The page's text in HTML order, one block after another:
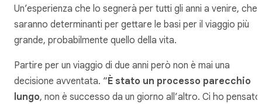
Un’esperienza che lo segnerà per tutti gli anni a venire, che
saranno determinanti per gettare le basi per il viaggio più
grande, probabilmente quello della vita.
Partire per un viaggio di due anni però non è mai una
decisione avventata. “È stato un processo parecchio
lungo, non è successo da un giorno all’altro. Ci ho pensato